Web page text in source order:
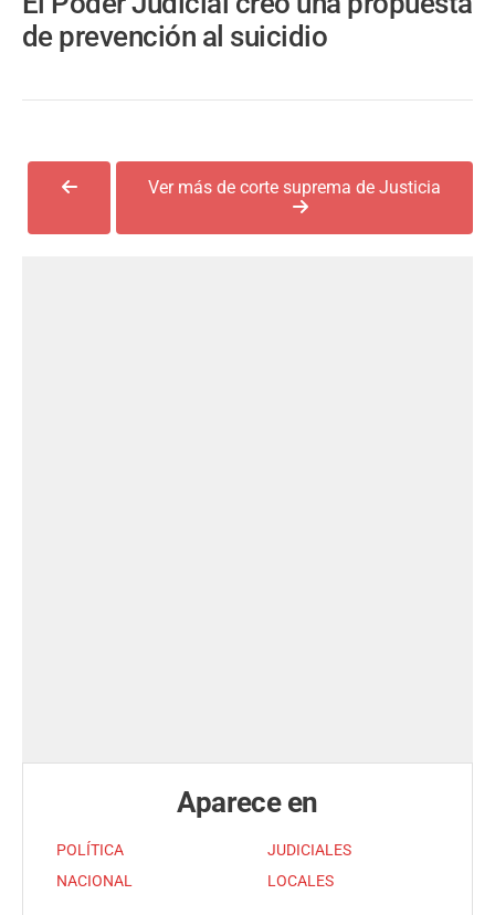
de prevención al suicidio
Ver más de corte suprema de Justicia
Aparece en
POLÍTICA
NACIONAL
JUDICIALES
LOCALES